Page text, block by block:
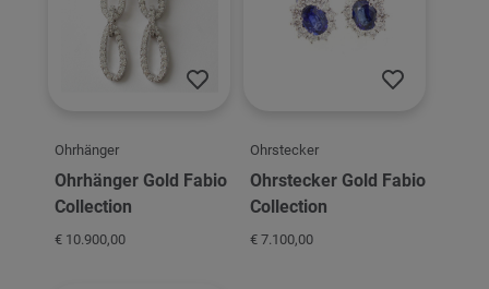
Ohrhänger
Ohrhänger Gold Fabio
Collection
€ 10.900,00
Ohrstecker
Ohrstecker Gold Fabio
Collection
€ 7.100,00